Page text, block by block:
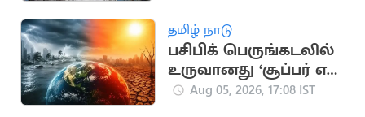
தமிழ் நாடு
பசிபிக் பெருங்கடலில்
உருவானது ‘சூப்பர் எல்
நினோ’.. வானிலை
Aug 05, 2026, 17:08 IST